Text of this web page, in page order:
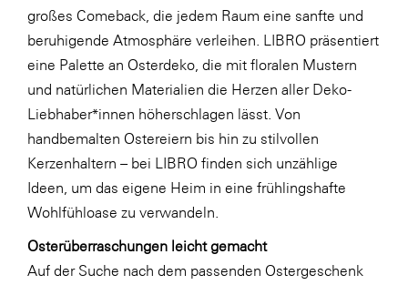
kosaplaner
LAT Nitrogen
Libro
Lidl Österreich
MTH Retail Group
OMV
OptimaMed
großes Comeback, die jedem Raum eine sanfte und
beruhigende Atmosphäre verleihen. LIBRO präsentiert
eine Palette an Osterdeko, die mit floralen Mustern
und natürlichen Materialien die Herzen aller Deko-
Liebhaber*innen höherschlagen lässt. Von
handbemalten Ostereiern bis hin zu stilvollen
Kerzenhaltern – bei LIBRO finden sich unzählige
Ideen, um das eigene Heim in eine frühlingshafte
Wohlfühloase zu verwandeln.
Osterüberraschungen leicht gemacht
Auf der Suche nach dem passenden Ostergeschenk